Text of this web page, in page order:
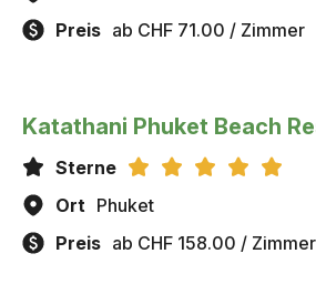
Preis ab CHF 71.00 / Zimmer
Katathani Phuket Beach
Sterne
Ort Phuket
Preis ab CHF 158.00 / Zimmer